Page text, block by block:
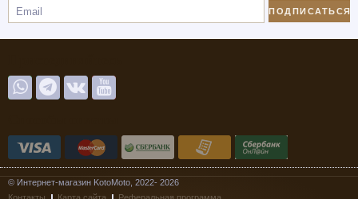
ПОДПИСАТЬСЯ
© Интернет-магазин KotoMoto, 2022- 2026